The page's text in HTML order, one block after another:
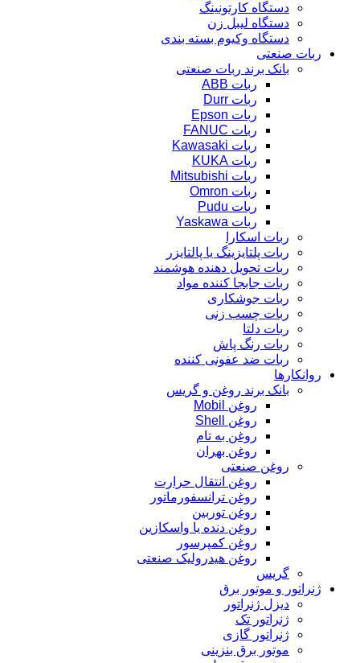
دستگاه کارتونینگ
دستگاه لیبل زن
دستگاه وکیوم بسته بندی
ربات صنعتی
بانک برند ربات صنعتی
ربات ABB
ربات Durr
ربات Epson
ربات FANUC
ربات Kawasaki
ربات KUKA
ربات Mitsubishi
ربات Omron
ربات Pudu
ربات Yaskawa
ربات اسکارا
ربات پلتایزینگ یا پالتایزر
ربات تحویل دهنده هوشمند
ربات جابجا کننده مواد
ربات جوشکاری
ربات چسب زنی
ربات دلتا
ربات رنگ پاش
ربات ضد عفونی کننده
روانکارها
بانک برند روغن و گریس
روغن Mobil
روغن Shell
روغن به تام
روغن بهران
روغن صنعتی
روغن انتقال حرارت
روغن ترانسفورماتور
روغن توربین
روغن دنده یا واسکازین
روغن کمپرسور
روغن هیدرولیک صنعتی
گریس
ژنراتور و موتور برق
دیزل ژنراتور
ژنراتور تک
ژنراتور گازی
موتور برق بنزینی